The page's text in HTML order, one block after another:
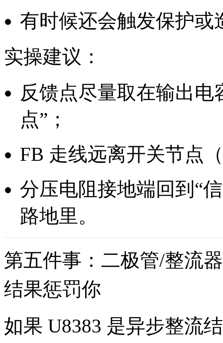
有时候还会触发保护或
实操建议：
反馈点尽量取在输出
点”；
FB 走线远离开关节点
分压电阻接地端回到“
路地里。
第五件事：二极管/整流
结果惩罚你
如果 U8383 是异步整流